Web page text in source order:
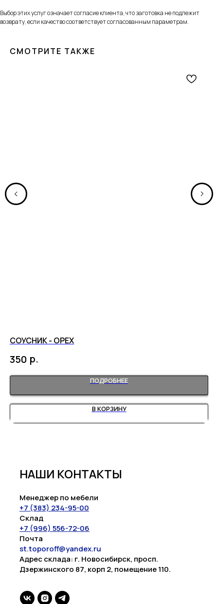
Выбор этих услуг означает согласие клиента, что заготовка не подлежит
возврату, если качество соответствует согласованным параметрам.
СМОТРИТЕ ТАКЖЕ
СОУСНИК - ОРЕХ
350 р.
ПОДРОБНЕЕ
В КОРЗИНУ
НАШИ КОНТАКТЫ
Менеджер по мебели
+7 (383) 234-95-00
Склад
+7 (996) 556-72-06
Почта
st.toporoff@yandex.ru
Адрес склада: г. Новосибирск, просп.
Дзержинского 87, корп 2, помещение 110.